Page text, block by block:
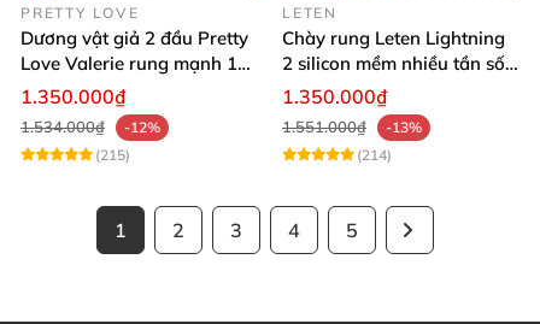
PRETTY LOVE
Dương vật giả 2 đầu Pretty
Love Valerie rung mạnh 12
chế độ cao cấp
1.350.000₫
1.534.000₫
-12%
(215)
LETEN
Chày rung Leten Lightning
2 silicon mềm nhiều tần số
rung phát nhiệt
1.350.000₫
1.551.000₫
-13%
(214)
1 2 3 4 5